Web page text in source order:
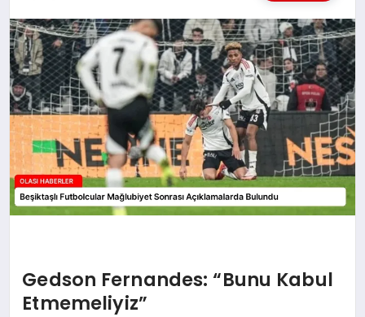
Gedson Fernandes: “Bunu Kabul
Etmemeliyiz”